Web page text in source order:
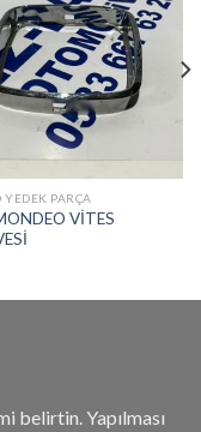
YEDEK PARÇA
VİTES
belirtin. Yapılması